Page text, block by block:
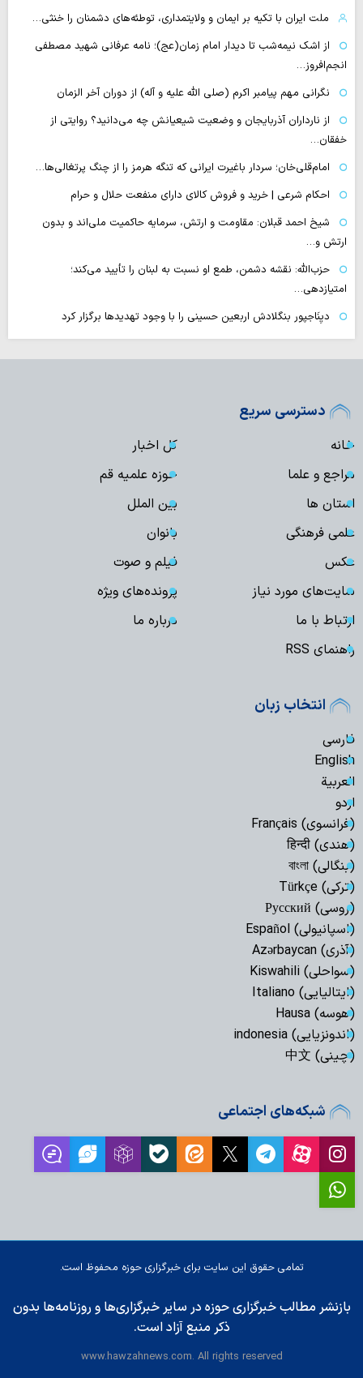
ملت ایران با تکیه بر ایمان و ولایتمداری، توطئه‌های دشمنان را خنثی…
از اشک نیمه‌شب تا دیدار امام زمان(عج)؛ نامه عرفانی شهید مصطفی
انجم‌افروز…
نگرانی مهم پیامبر اکرم (صلی الله علیه و آله) از دوران آخر الزمان
از نارداران آذربایجان و وضعیت شیعیانش چه می‌دانید؟ روایتی از
خفقان…
امام‌قلی‌خان؛ سردار باغیرت ایرانی که تنگه هرمز را از چنگ پرتغالی‌ها…
احکام شرعی | خرید و فروش کالای دارای منفعت حلال و حرام
شیخ احمد قبلان: مقاومت و ارتش، سرمایه حاکمیت ملی‌اند و بدون
ارتش و…
حزب‌الله: نقشه دشمن، طمع‌ او نسبت به لبنان را تأیید می‌کند؛
امتیازدهی…
دیِنَاجپور بنگلادش اربعین حسینی را با وجود تهدیدها برگزار کرد
دسترسی سریع
خانه
کل اخبار
مراجع و علما
حوزه علمیه قم
استان ها
بین الملل
علمی فرهنگی
بانوان
عکس
فیلم و صوت
سایت‌های مورد نیاز
پرونده‌های ویژه
ارتباط با ما
درباره ما
راهنمای RSS
انتخاب زبان
فارسی
English
العربیة
اردو
(فرانسوی) Français
(هندی) हिन्दी
(بنگالی) বাংলা
(ترکی) Türkçe
(روسی) Русский
(اسپانیولی) Español
(آذری) Azərbaycan
(سواحلی) Kiswahili
(ایتالیایی) Italiano
(هوسه) Hausa
(اندونزیایی) indonesia
(چینی) 中文
شبکه‌های اجتماعی
تمامی حقوق این سایت برای خبرگزاری حوزه محفوظ است.
بازنشر مطالب خبرگزاری حوزه در سایر خبرگزاری‌ها و روزنامه‌ها بدون
ذکر منبع آزاد است.
www.hawzahnews.com. All rights reserved